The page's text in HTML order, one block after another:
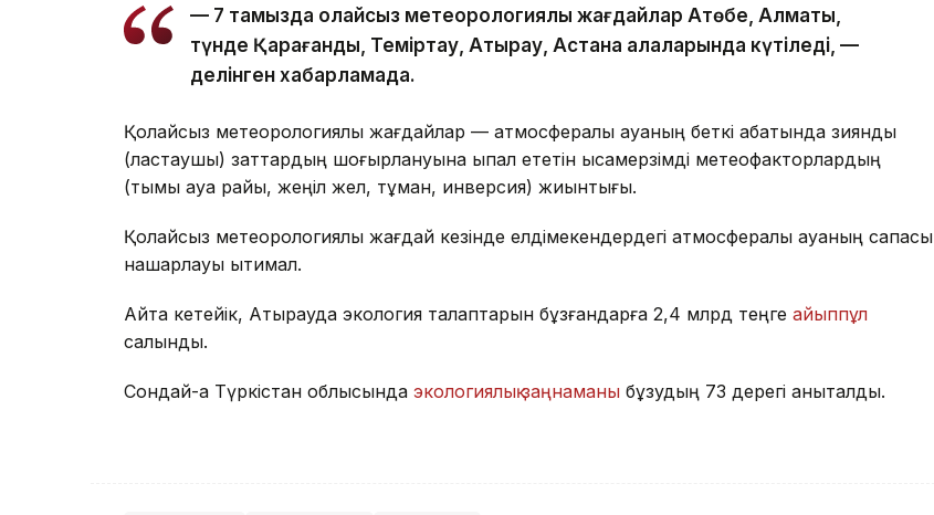
— 7 тамызда қолайсыз метеорологиялық жағдайлар Ақтөбе, Алматы,
түнде Қарағанды, Теміртау, Атырау, Астана қалаларында күтіледі, —
делінген хабарламада.
Қолайсыз метеорологиялық жағдайлар — атмосфералық ауаның беткі қабатында зиянды
(ластаушы) заттардың шоғырлануына ықпал ететін қысқамерзімді метеофакторлардың
(тымық ауа райы, жеңіл жел, тұман, инверсия) жиынтығы.
Қолайсыз метеорологиялық жағдай кезінде елдімекендердегі атмосфералық ауаның сапасы
нашарлауы ықтимал.
Айта кетейік, Атырауда экология талаптарын бұзғандарға 2,4 млрд теңге айыппұл
салынды.
Сондай-ақ Түркістан облысында экологиялық заңнаманы бұзудың 73 дерегі анықталды.